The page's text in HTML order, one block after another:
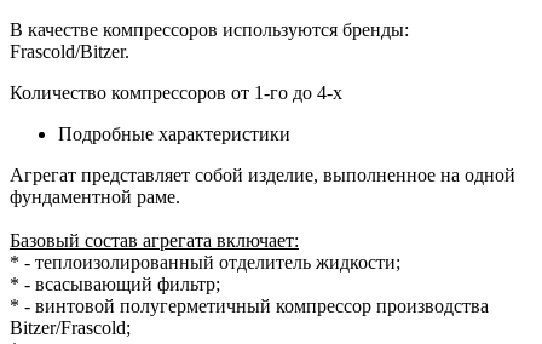
В качестве компрессоров используются бренды:
Frascold/Bitzer.
Количество компрессоров от 1-го до 4-х
Подробные характеристики
Агрегат представляет собой изделие, выполненное на одной
фундаментной раме.
Базовый состав агрегата включает:
* - теплоизолированный отделитель жидкости;
* - всасывающий фильтр;
* - винтовой полугерметичный компрессор производства
Bitzer/Frascold;